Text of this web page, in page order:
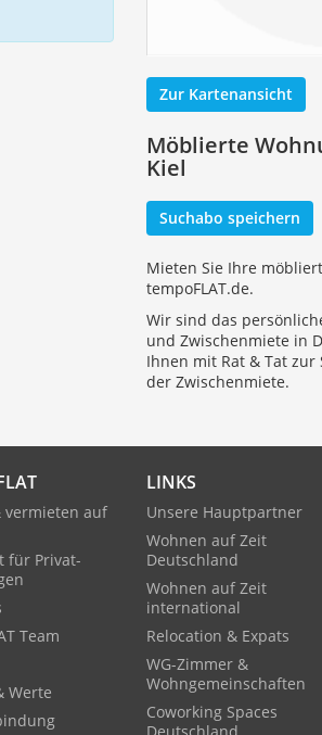
Zur Kartenansicht
Möblierte
Kiel
Suchabo speichern
Mieten Sie Ihre
tempoFLAT.de.
Wir sind das
und Zwischenmiete in
Ihnen mit Rat & Tat zur
der Zwischenmiete.
vermieten auf
für Privat-
Team
Werte
LINKS
Unsere Hauptpartner
Wohnen auf Zeit
Deutschland
Wohnen auf Zeit
international
Relocation & Expats
WG-Zimmer &
Wohngemeinschaften
Coworking Spaces